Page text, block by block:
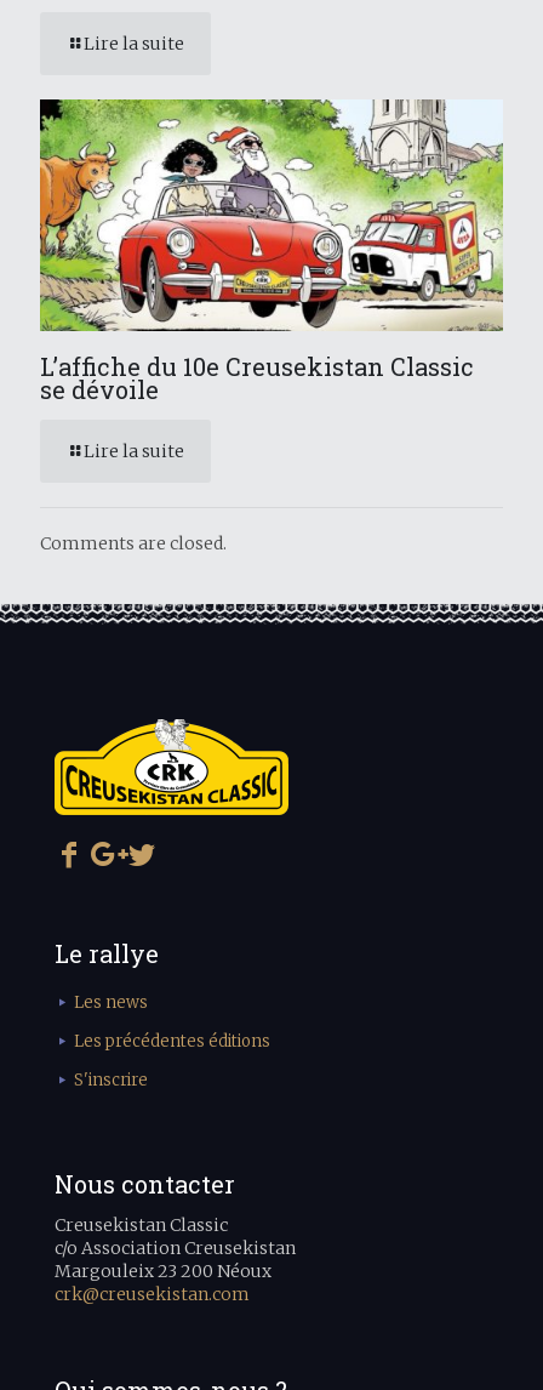
Lire la suite
L’affiche du 10e Creusekistan Classic
se dévoile
Lire la suite
Comments are closed.
Le rallye
Les news
Les précédentes éditions
S'inscrire
Nous contacter
Creusekistan Classic
c/o Association Creusekistan
Margouleix 23 200 Néoux
crk@creusekistan.com